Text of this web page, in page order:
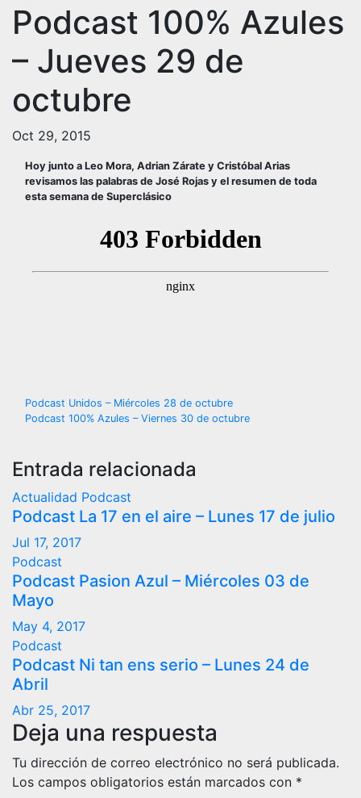
Podcast 100% Azules
– Jueves 29 de
octubre
Oct 29, 2015
Hoy junto a Leo Mora, Adrian Zárate y Cristóbal Arias
revisamos las palabras de José Rojas y el resumen de toda
esta semana de Superclásico
Navegación
entradas
Podcast Unidos – Miércoles 28 de octubre
Podcast 100% Azules – Viernes 30 de octubre
Entrada relacionada
Actualidad Podcast
Podcast La 17 en el aire – Lunes 17 de julio
Jul 17, 2017
Podcast
Podcast Pasion Azul – Miércoles 03 de
Mayo
May 4, 2017
Podcast
Podcast Ni tan ens serio – Lunes 24 de
Abril
Abr 25, 2017
Deja una respuesta
Tu dirección de correo electrónico no será publicada.
Los campos obligatorios están marcados con *